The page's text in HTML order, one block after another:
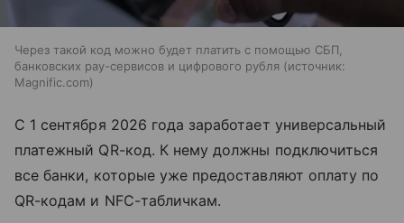
Через такой код можно будет платить с помощью СБП,
банковских pay-сервисов и цифрового рубля
источник:
Magnific.com
С 1 сентября 2026 года заработает универсальный
платежный QR-код. К нему должны подключиться
все банки, которые уже предоставляют оплату по
QR-кодам и NFC-табличкам.